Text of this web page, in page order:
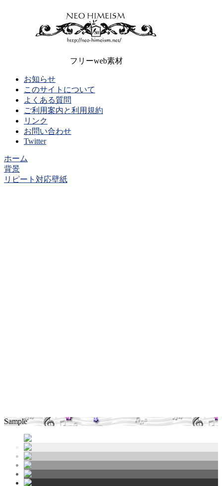
フリーweb素材
お知らせ
このサイトについて
よくある質問
ご利用案内と利用規約
リンク
お問い合わせ
Twitter
ホーム
背景
リピート対応壁紙
Sample